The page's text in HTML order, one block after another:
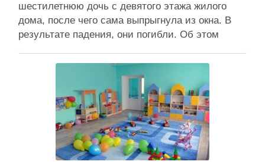
шестилетнюю дочь с девятого этажа жилого
дома, после чего сама выпрыгнула из окна. В
результате падения, они погибли. Об этом
Нацполиции. По словам нашего собеседника,
трагедия произошла 22 октября, в 11:40, на
улице Соломенской, 14. “Установлено, что в
квартире также …
Читати далі
Активісти району